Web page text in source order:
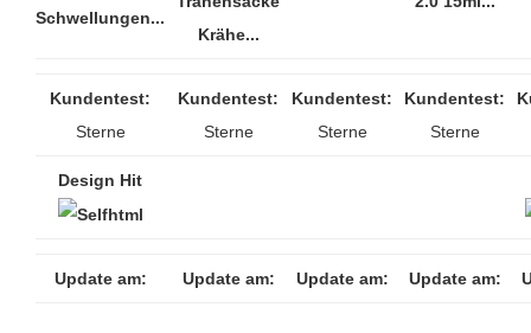
Schwellungen...
Krähe...
Kundentest:
Sterne
Kundentest:
Sterne
Kundentest:
Sterne
Kundentest:
Sterne
Design Hit
Update am: Update am: Update am: Update am: